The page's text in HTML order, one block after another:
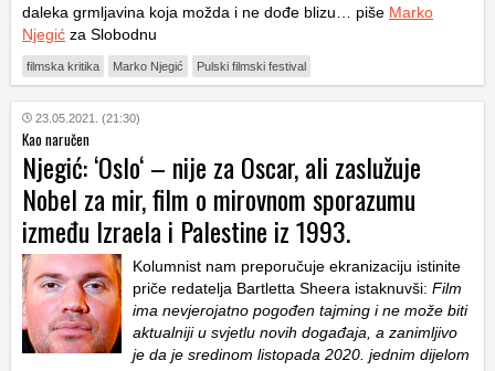
daleka grmljavina koja možda i ne dođe blizu… piše Marko
Njegić za Slobodnu
filmska kritika Marko Njegić Pulski filmski festival
23.05.2021. (21:30)
Kao naručen
Njegić: ‘Oslo‘ – nije za Oscar, ali zaslužuje
Nobel za mir, film o mirovnom sporazumu
između Izraela i Palestine iz 1993.
Kolumnist nam preporučuje ekranizaciju istinite
priče redatelja Bartletta Sheera istaknuvši: Film
ima nevjerojatno pogođen tajming i ne može biti
aktualniji u svjetlu novih događaja, a zanimljivo
je da je sredinom listopada 2020. jednim dijelom